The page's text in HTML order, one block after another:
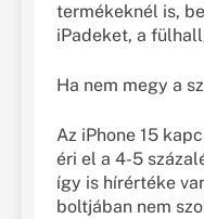
termékeknél is,
iPadeket, a
Ha nem megy a
Az iPhone 15
éri el a 4-5
így is hírértéke
boltjában nem